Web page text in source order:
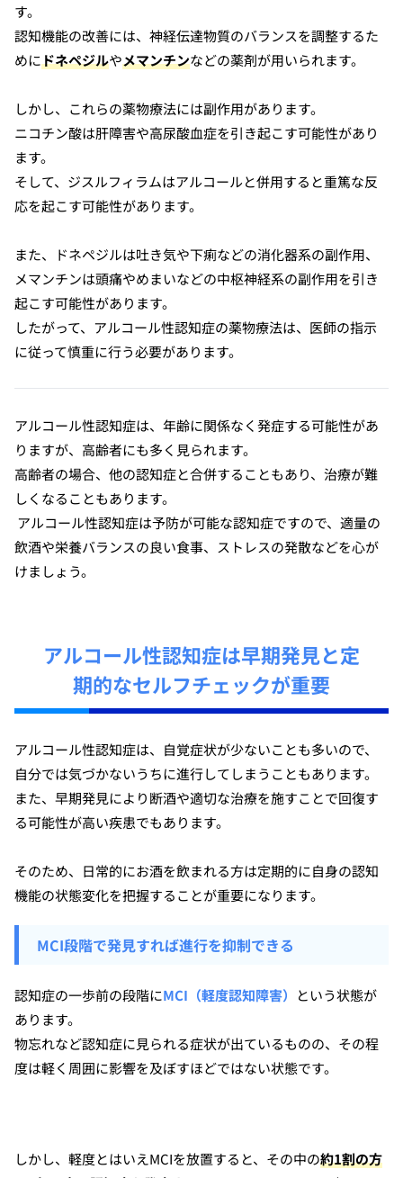
す。
認知機能の改善には、神経伝達物質のバランスを調整するた
めにドネペジルやメマンチンなどの薬剤が用いられます。
しかし、これらの薬物療法には副作用があります。
ニコチン酸は肝障害や高尿酸血症を引き起こす可能性があり
ます。
そして、ジスルフィラムはアルコールと併用すると重篤な反
応を起こす可能性があります。
また、ドネペジルは吐き気や下痢などの消化器系の副作用、
メマンチンは頭痛やめまいなどの中枢神経系の副作用を引き
起こす可能性があります。
したがって、アルコール性認知症の薬物療法は、医師の指示
に従って慎重に行う必要があります。
アルコール性認知症は、年齢に関係なく発症する可能性があ
りますが、高齢者にも多く見られます。
高齢者の場合、他の認知症と合併することもあり、治療が難
しくなることもあります。
アルコール性認知症は予防が可能な認知症ですので、適量の
飲酒や栄養バランスの良い食事、ストレスの発散などを心が
けましょう。
アルコール性認知症は早期発見と定
期的なセルフチェックが重要
アルコール性認知症は、自覚症状が少ないことも多いので、
自分では気づかないうちに進行してしまうこともあります。
また、早期発見により断酒や適切な治療を施すことで回復す
る可能性が高い疾患でもあります。
そのため、日常的にお酒を飲まれる方は定期的に自身の認知
機能の状態変化を把握することが重要になります。
MCI段階で発見すれば進行を抑制できる
認知症の一歩前の段階にMCI（軽度認知障害）
という状態が
あります。
物忘れなど認知症に見られる症状が出ているものの、その程
度は軽く周囲に影響を及ぼすほどではない状態です。
しかし、軽度とはいえMCIを放置すると、その中の約1割の方